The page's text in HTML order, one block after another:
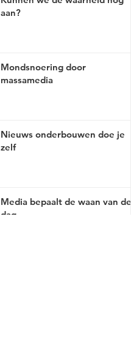
aan?
Mondsnoering door
massamedia
Nieuws onderbouwen doe je
zelf
Media bepaalt de waan van de
dag